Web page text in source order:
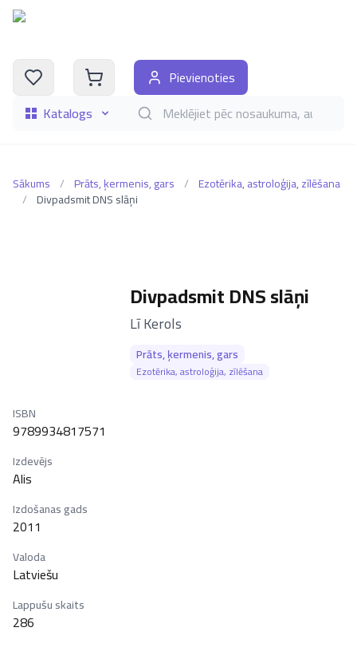
Katalogs Meklēt grāmatas pēc nosaukuma, autora,
Pievienoties
Sākums / Prāts, ķermenis, gars / Ezotērika, astroloģija, zīlēšana
/ Divpadsmit DNS slāņi
Divpadsmit DNS slāņi
–
Lī Kerols
Prāts, ķermenis, gars
Ezotērika, astroloģija, zīlēšana
ISBN
9789934817571
Izdevējs
Alis
Izdošanas gads
2011
Valoda
Latviešu
Lappušu skaits
286